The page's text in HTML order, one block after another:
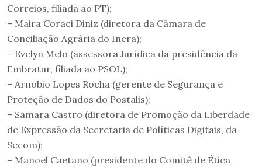
Correios, filiada ao PT);
– Maira Coraci Diniz (diretora da Câmara de
Conciliação Agrária do Incra);
– Evelyn Melo (assessora Jurídica da presidência da
Embratur, filiada ao PSOL);
– Arnobio Lopes Rocha (gerente de Segurança e
Proteção de Dados do Postalis);
– Samara Castro (diretora de Promoção da Liberdade
de Expressão da Secretaria de Políticas Digitais, da
Secom);
– Manoel Caetano (presidente do Comitê de Ética